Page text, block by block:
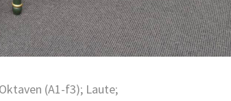
(A1-f3); Laute;